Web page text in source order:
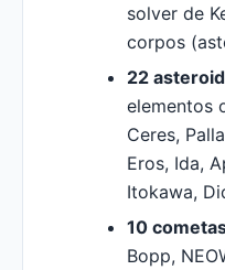
solver de
corpos
22
elementos
Ceres,
Eros, Ida,
Itokawa,
10
Bopp,